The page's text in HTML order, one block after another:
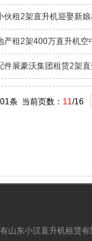
伙租2架直升机迎娶新
产租2架400万直升机空
件展豪沃集团租赁2架
条 当前页数： 11/16
山东小汉直升机租赁有